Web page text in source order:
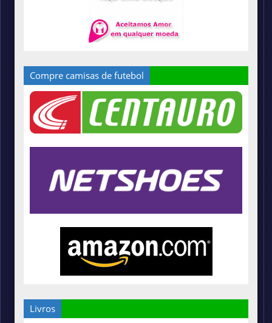
Compre camisas de futebol
Livros